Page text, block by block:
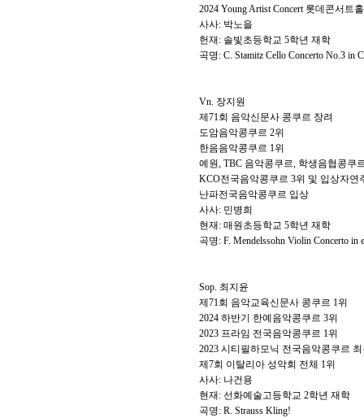
2024 Young Artist Concert 롯데콘서트
사사: 박노을
헌재 : 솔빛초등학교 5학년 재학
곡명: C. Stamitz Cello Concerto No.3 in
Vn. 장지원
제 71회 음악신문사 콩쿠르 장려
도암음악콩쿠르 2위
한음음악콩쿠르 1위
예원, TBC 음악콩쿠르, 학생음협콩쿠
KCO전국음악콩쿠르 3위 및 입상자연
난파전국음악콩쿠르 입상
사사: 민병희
현재 : 매원초등학교 5학년 재학
곡명: F. Mendelssohn Violin Concerto in
Sop. 최지윤
제 71회 음악교육신문사 콩쿠르 1위
2024 하반기 한예음악콩쿠르 3위
2023 프라임 전국음악콩쿠르 1위
2023 시티필하모닉 전국음악콩쿠르
제 7회 이탈리아 성악회 전체 1위
사사: 나건용
현재 : 선화예술고등학교 2학년 재학
곡명: R. Strauss Kling!